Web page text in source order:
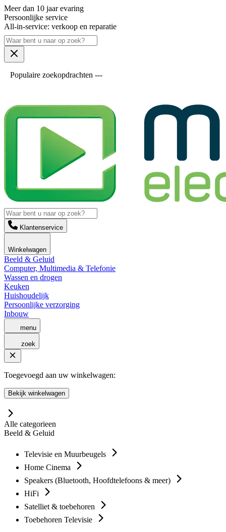
Meer dan 10 jaar evaring
Persoonlijke service
All-in-service: verkoop en reparatie
Populaire zoekopdrachten ---
Klantenservice
Winkelwagen
Beeld & Geluid
Computer, Multimedia & Telefonie
Wassen en drogen
Keuken
Huishoudelijk
Persoonlijke verzorging
Inbouw
menu
zoek
Toegevoegd aan uw winkelwagen:
Bekijk winkelwagen
Alle categorieen
Beeld & Geluid
Televisie en Muurbeugels
Home Cinema
Speakers (Bluetooth, Hoofdtelefoons & meer)
HiFi
Satelliet & toebehoren
Toebehoren Televisie